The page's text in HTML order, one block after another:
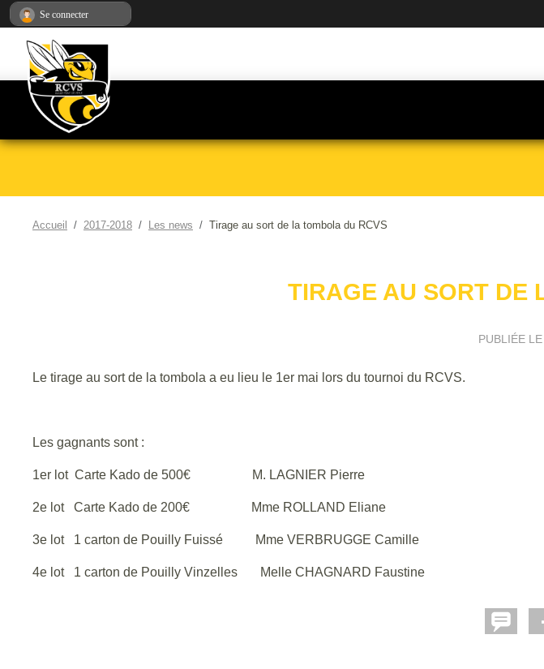
Accueil 2017-2018 Les news Tirage au sort de la tombola du RCVS
TIRAGE AU SORT DE
PUBLIÉE LE
Le tirage au sort de la tombola a eu lieu le 1er mai lors du tournoi du RCVS.
Les gagnants sont :
1er lot Carte Kado de 500€ M. LAGNIER Pierre
2e lot Carte Kado de 200€ Mme ROLLAND Eliane
3e lot 1 carton de Pouilly Fuissé Mme VERBRUGGE Camille
4e lot 1 carton de Pouilly Vinzelles Melle CHAGNARD Faustine
Se connecter
Panneau de gestion des cookies